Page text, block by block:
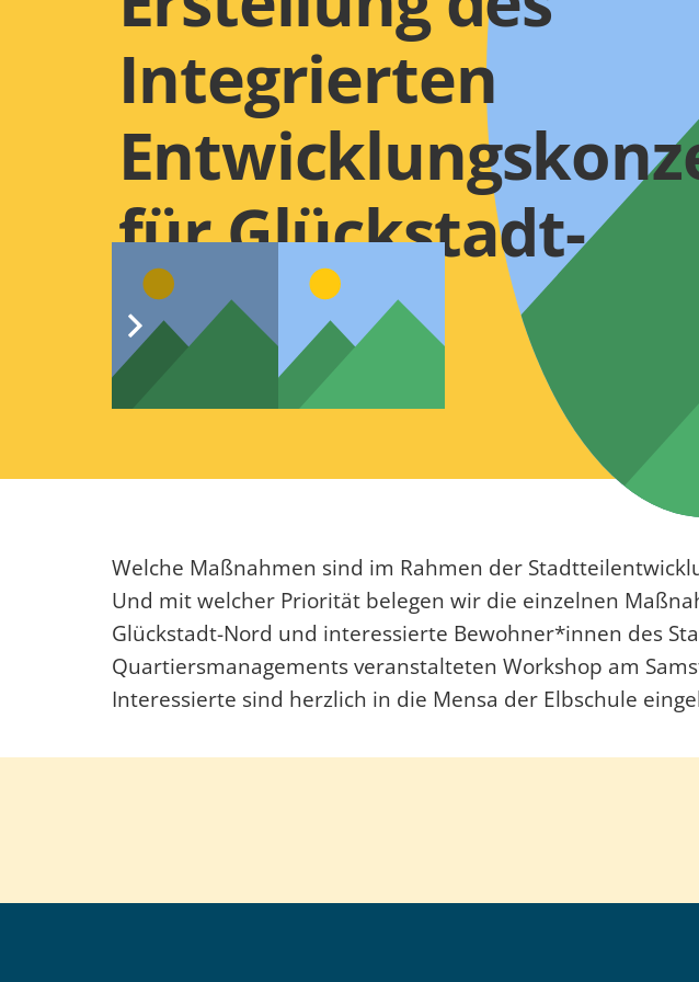
Integrierten
für Glückstadt-
Nord
Welche Maßnahmen sind im Rahmen der
Und mit welcher Priorität belegen wir die einzelnen
Glückstadt-Nord und interessierte Bewohner*innen des
Quartiersmanagements veranstalteten Workshop am
Interessierte sind herzlich in die Mensa der Elbschule